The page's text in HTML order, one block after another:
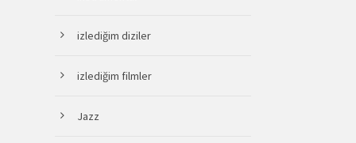
izlediğim diziler
izlediğim filmler
Jazz